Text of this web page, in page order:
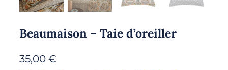
Beaumaison – Taie d’oreiller
35,00 €